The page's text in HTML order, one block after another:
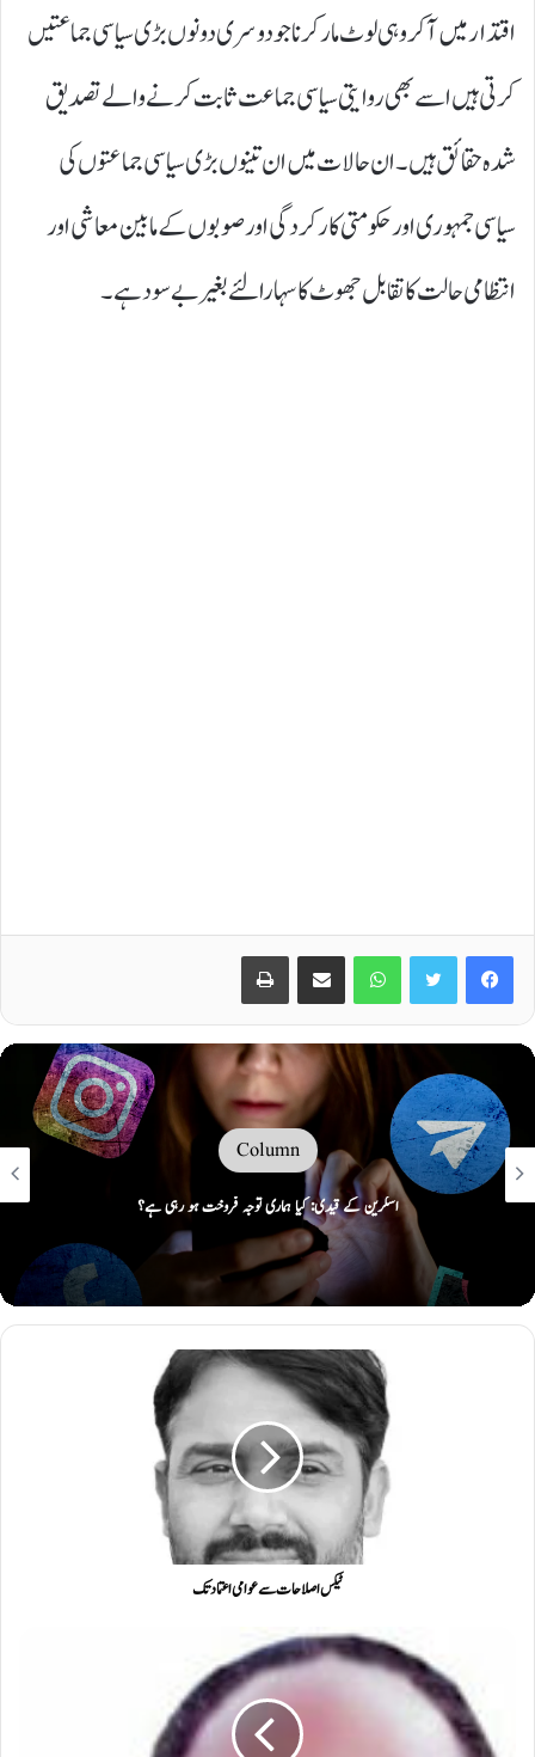
اقتدار میں آ کر وہی لوٹ مار کرنا جو دوسری دونوں بڑی سیاسی جماعتیں
کرتی ہیں اسے بھی روایتی سیاسی جماعت ثابت کرنے والے تصدیق
شدہ حقائق ہیں۔ ان حالات میں ان تینوں بڑی سیاسی جماعتوں کی
سیاسی جمہوری اور حکومتی کارکردگی اور صوبوں کے مابین معاشی اور
انتظامی حالت کا تقابل جھوٹ کا سہارا لئے بغیر بے سود ہے۔
Facebook
Twitter
WhatsApp
Share via Email
Print
Column
اسکرین کے قیدی: کیا ہماری توجہ فروخت ہو رہی ہے؟
ٹیکس اصلاحات سے عوامی اعتماد تک